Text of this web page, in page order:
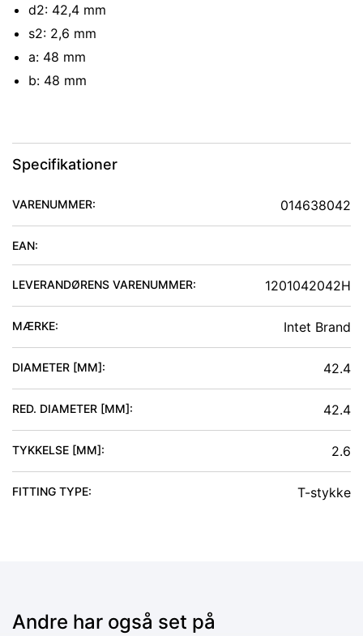
d2: 42,4 mm
s2: 2,6 mm
a: 48 mm
b: 48 mm
Specifikationer
VARENUMMER: 014638042
EAN:
LEVERANDØRENS VARENUMMER: 1201042042H
MÆRKE: Intet Brand
DIAMETER [MM]: 42.4
RED. DIAMETER [MM]: 42.4
TYKKELSE [MM]: 2.6
FITTING TYPE: T-stykke
Andre har også set på